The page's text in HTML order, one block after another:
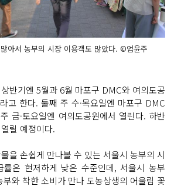
아서 농부의 시장 이용객도 많았다. ©엄윤주
반기엔 5월과 6월 마포구 DMC와 여의도공
고 한다. 둘째 주 수·목요일엔 마포구 DMC
금·토요일엔 여의도공원에서 열린다. 하반
릴 예정이다.
을 손쉽게 만나볼 수 있는 서울시 농부의 시
률은 현저하게 낮은 수준인데, 서울시 농부
와 착한 소비가 만나 도농상생의 어울림 꽃